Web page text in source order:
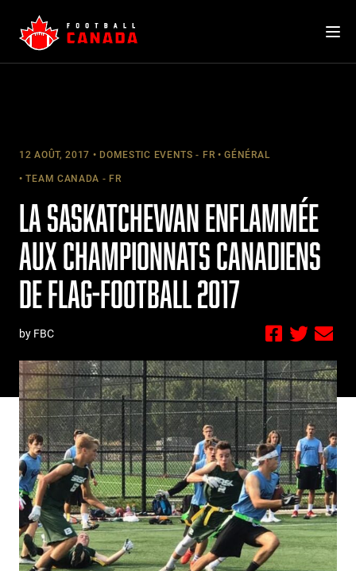
content
12 AOÛT, 2017 DOMESTIC EVENTS - FR GÉNÉRAL
TEAM CANADA - FR
LA SASKATCHEWAN ENFLAMMÉE
AUX CHAMPIONNATS CANADIENS
DE FLAG-FOOTBALL 2017
by FBC